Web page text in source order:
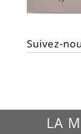
Suivez-
LA